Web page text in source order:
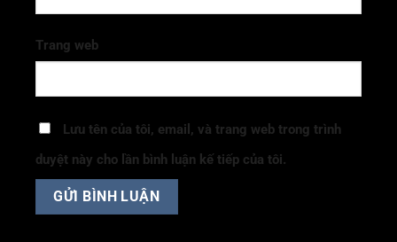
Trang web
Lưu tên của tôi, email, và trang web trong trình
duyệt này cho lần bình luận kế tiếp của tôi.